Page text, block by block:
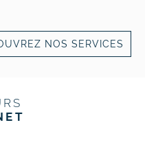
NOS SERVICES